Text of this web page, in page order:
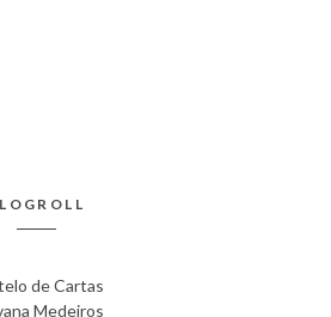
de Cartas
Medeiros